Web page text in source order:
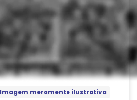
Imagem meramente ilustrativa